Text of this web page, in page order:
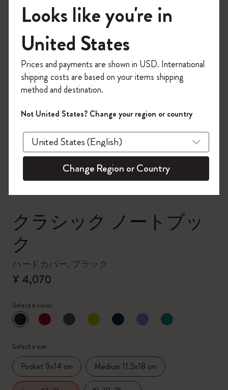
クラシック ノートブッ
ク
ハードカバー, ブラック
¥ 4,070
Select a color
選択済
*選択したカラー
Select a size
Pocket 9x14 cm Medium 11.5x18 cm
モレスキンの世界へようこそ
「WELCOME10」を入力すると、初回注
文が10%オフ＋送料無料になります。セ
ール・アウトレット品は適用外。
Moleskineアカウントを作成して限定オフ
ァーや会員特典、さらに多くのインスピ
レーションを手に入れましょう。
今すぐ会員登録 !
Looks like you're in
United States
Prices and payments are shown in USD. International
shipping costs are based on your items shipping
method and destination.
Not United States? Change your region or country
Change Region or Country